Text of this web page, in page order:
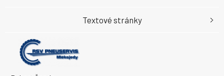
Textové stránky